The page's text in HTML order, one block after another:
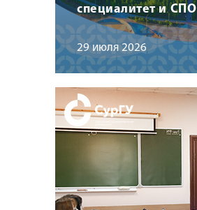
специалитет и СПО
29 июля 2026